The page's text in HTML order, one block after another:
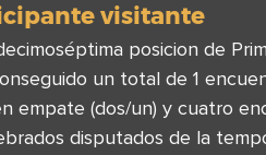
visitante
posicion de
un total de 1
empate (dos/un) y cuatro
disputados de la